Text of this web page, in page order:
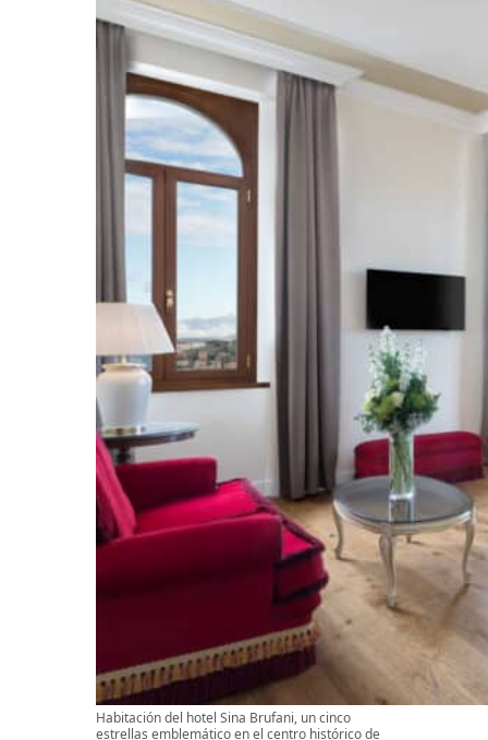
Habitación del hotel Sina Brufani, un cinco
estrellas emblemático en el centro histórico de